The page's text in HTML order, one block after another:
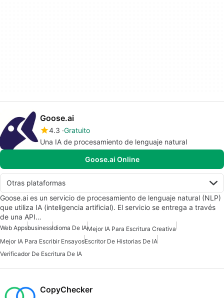
Goose.ai
4.3 Gratuito
Una IA de procesamiento de lenguaje natural
Goose.ai Online
Otras plataformas
Goose.ai es un servicio de procesamiento de lenguaje natural (NLP)
que utiliza IA (inteligencia artificial). El servicio se entrega a través
de una API…
Web AppsbusinessIdioma De IAMejor IA Para Escritura Creativa
Mejor IA Para Escribir EnsayosEscritor De Historias De IA
Verificador De Escritura De IA
CopyChecker